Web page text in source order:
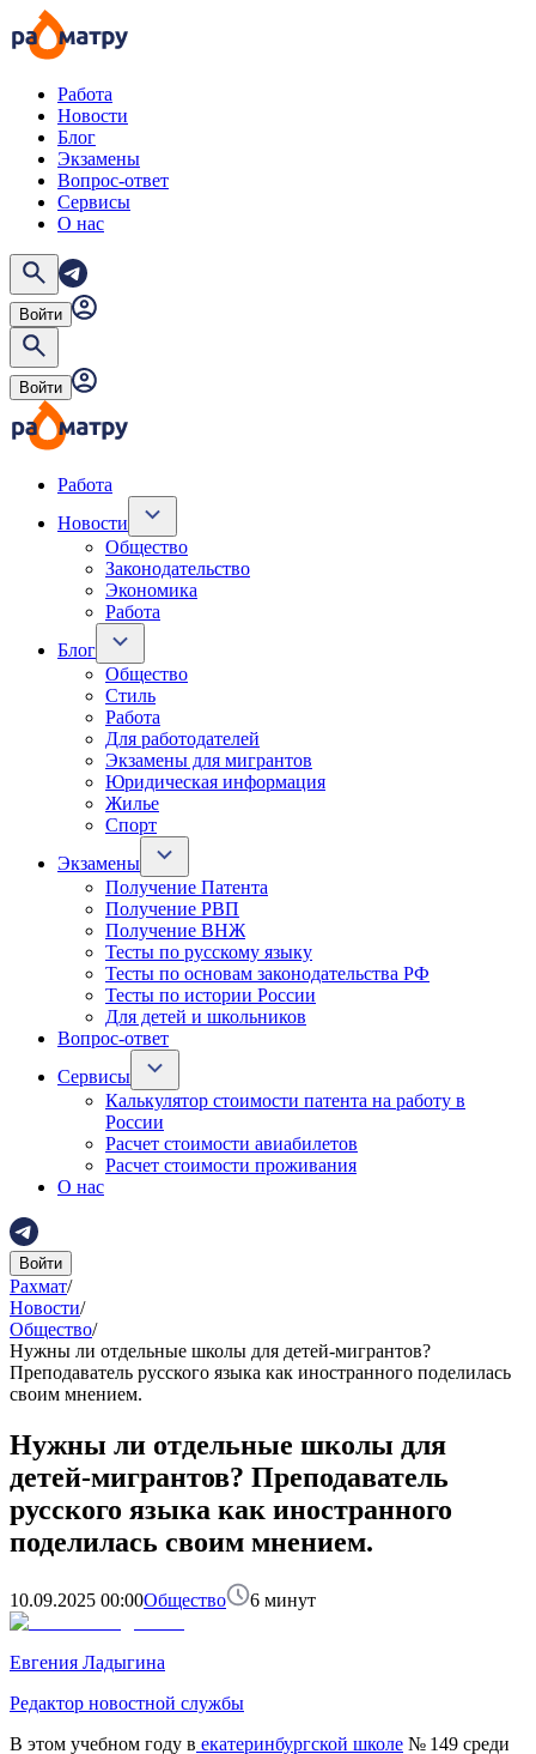
Работа
Новости
Блог
Экзамены
Вопрос-ответ
Сервисы
О нас
Войти
Войти
Работа
Новости
Общество
Законодательство
Экономика
Работа
Блог
Общество
Стиль
Работа
Для работодателей
Экзамены для мигрантов
Юридическая информация
Жилье
Спорт
Экзамены
Получение Патента
Получение РВП
Получение ВНЖ
Тесты по русскому языку
Тесты по основам законодательства РФ
Тесты по истории России
Для детей и школьников
Вопрос-ответ
Сервисы
Калькулятор стоимости патента на работу в
России
Расчет стоимости авиабилетов
Расчет стоимости проживания
О нас
Войти
Рахмат/
Новости/
Общество/
Нужны ли отдельные школы для детей-мигрантов?
Преподаватель русского языка как иностранного поделилась
своим мнением.
Нужны ли отдельные школы для
детей-мигрантов? Преподаватель
русского языка как иностранного
поделилась своим мнением.
10.09.2025 00:00Общество 6 минут
Евгения Ладыгина
Редактор новостной службы
В этом учебном году в екатеринбургской школе № 149 среди